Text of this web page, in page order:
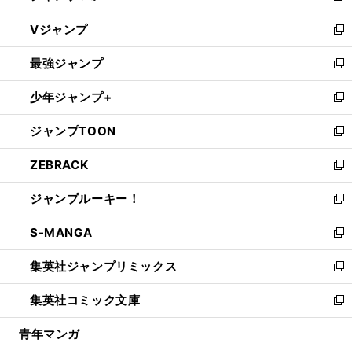
ウ
ィ
ン
ド
ウ
で
開
く
し
い
ウ
ィ
ン
ド
ウ
で
開
く
Vジャンプ
新
し
い
ウ
ィ
ン
ド
ウ
で
開
く
最強ジャンプ
新
し
い
ウ
ィ
ン
ド
ウ
で
開
く
少年ジャンプ+
新
し
い
ウ
ィ
ン
ド
ウ
で
開
く
ジャンプTOON
新
し
い
ウ
ィ
ン
ド
ウ
で
開
く
ZEBRACK
新
し
い
ウ
ィ
ン
ド
ウ
で
開
ジャンプルーキー！
新
し
い
ウ
ィ
ン
ド
ウ
S-MANGA
新
し
い
ウ
ィ
ン
集英社ジャンプリミックス
新
し
い
ウ
集英社コミック文庫
新
し
青年マンガ